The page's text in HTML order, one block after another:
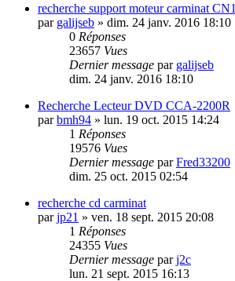
recherche support moteur carminat CN1
par galijseb » dim. 24 janv. 2016 18:10
0 Réponses
23657 Vues
Dernier message par galijseb
dim. 24 janv. 2016 18:10
Recherche Lecteur DVD CCA-2200R
parbmh94 » lun. 19 oct. 2015 14:24
1 Réponses
19576 Vues
Dernier message parFred33200
dim. 25 oct. 2015 02:54
recherche cd carminat
parjp21 » ven. 18 sept. 2015 20:08
1 Réponses
24355 Vues
Dernier message parj2c
lun. 21 sept. 2015 16:13